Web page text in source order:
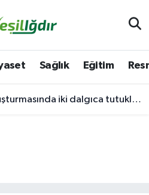
Sağlık Eğitim
iki dalgıca tutuklama
Haritası
ve Fikstür